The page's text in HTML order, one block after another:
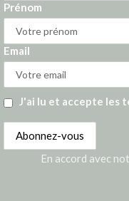
Prénom
Email
J'ai lu et accepte les
En accord avec